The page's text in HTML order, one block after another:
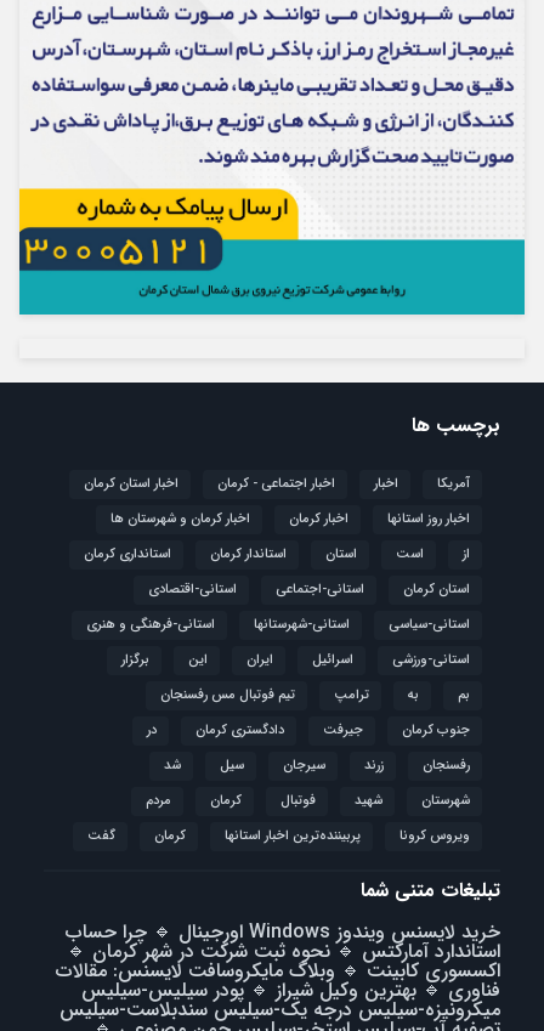
برچسب ها
آمریکا اخبار اخبار اجتماعی - کرمان
اخبار استان کرمان
اخبار روز استانها
اخبار کرمان
اخبار کرمان و شهرستان ها
از
است استان استاندار کرمان
استانداری کرمان
استان کرمان
استانی-اجتماعی
استانی-اقتصادی
استانی-سیاسی
استانی-شهرستانها
استانی-فرهنگی و هنری
استانی-ورزشی
اسرائیل ایران این
برگزار
بم
به ترامپ
تیم فوتبال مس رفسنجان
جنوب کرمان
جیرفت دادگستری کرمان
در
رفسنجان
زرند سیرجان سیل
شد
شهرستان
شهید فوتبال كرمان
مردم
ویروس کرونا
پربیننده‌ترین اخبار استانها کرمان گفت
تبلیغات متنی شما
خرید لایسنس ویندوز Windows اورجینال
🔹 چرا حساب
استاندارد آمارکتس 🔹نحوه ثبت شرکت در شهر کرمان 🔹
اکسسوری کابینت 🔹 وبلاگ مایکروسافت لایسنس: مقالات
فناوری🔹 بهترین وکیل شیراز 🔹پودر سیلیس-سیلیس
میکرونیزه-سیلیس درجه یک-سیلیس سندبلاست-سیلیس